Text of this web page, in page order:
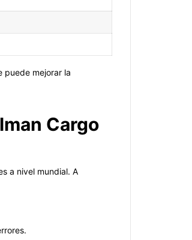
puede mejorar la
Cargo
a nivel mundial. A